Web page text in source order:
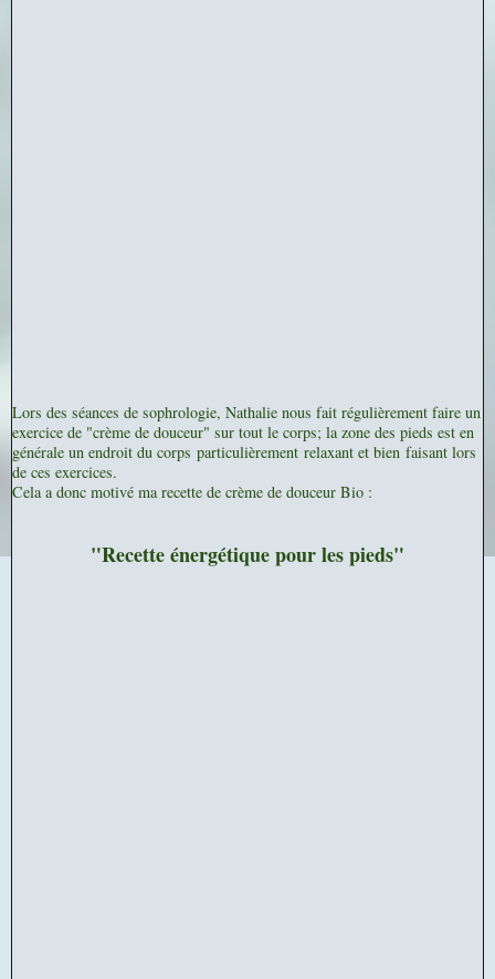
Lors des séances de sophrologie, Nathalie nous fait régulièrement faire un
exercice de "crème de douceur" sur tout le corps; la zone des pieds est en
générale un endroit du corps particulièrement relaxant et bien faisant lors
de ces exercices.
Cela a donc motivé ma recette de crème de douceur Bio :
"Recette énergétique pour les pieds"